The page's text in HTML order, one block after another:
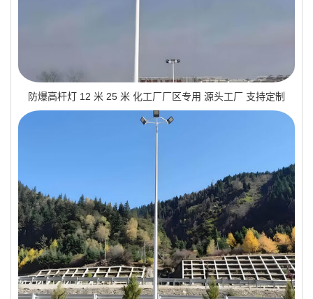
防爆高杆灯 12 米 25 米 化工厂厂区专用 源头工厂 支持定制